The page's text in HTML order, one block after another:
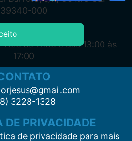
39340-000
às 11:00 e das 13:00 às
17:00
3228-1328
DE PRIVACIDADE
de privacidade para mais